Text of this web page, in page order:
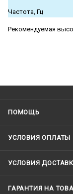
Частота, Гц
Рекомендуемая
ПОМОЩЬ
УСЛОВИЯ ОПЛАТЫ
УСЛОВИЯ
ГАРАНТИЯ НА